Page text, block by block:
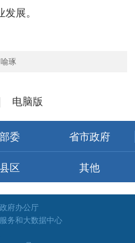
展。
琢
电脑版
委 省市政府
区 其他
府办公厅
务和大数据中心